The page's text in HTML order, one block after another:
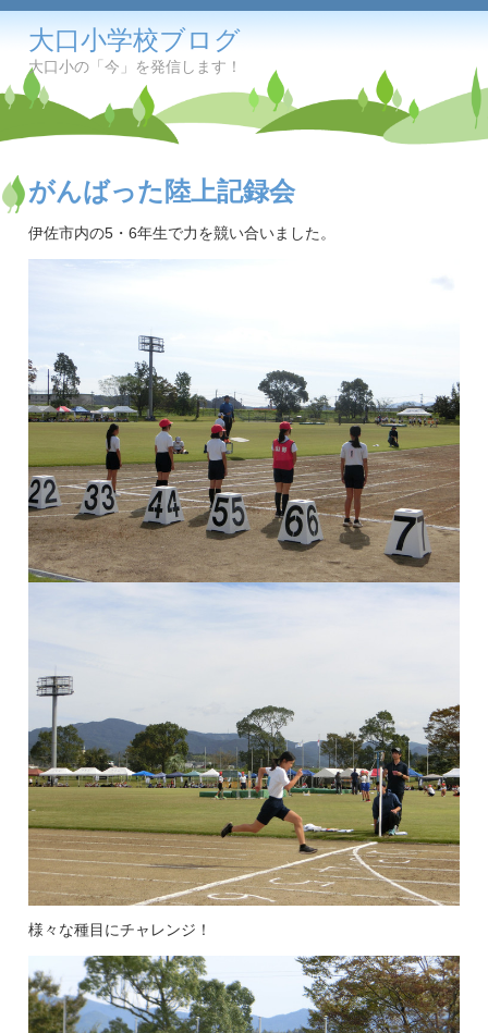
大口小学校ブログ
大口小の「今」を発信します！
がんばった陸上記録会
伊佐市内の5・6年生で力を競い合いました。
様々な種目にチャレンジ！